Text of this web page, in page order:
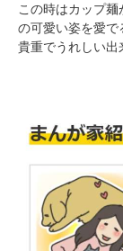
この時はカップ
の可愛い姿を愛で
貴重でうれしい出
いぬ